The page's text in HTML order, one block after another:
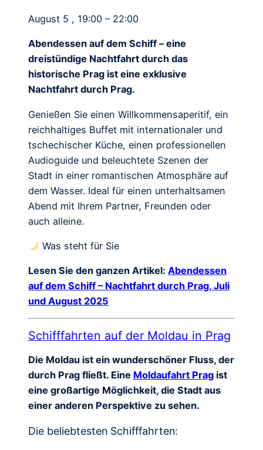
August 5 , 19:00 – 22:00
Abendessen auf dem Schiff – eine
dreistündige Nachtfahrt durch das
historische Prag ist eine exklusive
Nachtfahrt durch Prag.
Genießen Sie einen Willkommensaperitif, ein
reichhaltiges Buffet mit internationaler und
tschechischer Küche, einen professionellen
Audioguide und beleuchtete Szenen der
Stadt in einer romantischen Atmosphäre auf
dem Wasser. Ideal für einen unterhaltsamen
Abend mit Ihrem Partner, Freunden oder
auch alleine.
Was steht für Sie
Lesen Sie den ganzen Artikel: Abendessen
auf dem Schiff – Nachtfahrt durch Prag, Juli
und August 2025
Schifffahrten auf der Moldau in Prag
Die Moldau ist ein wunderschöner Fluss, der
durch Prag fließt. Eine Moldaufahrt Prag ist
eine großartige Möglichkeit, die Stadt aus
einer anderen Perspektive zu sehen.
Die beliebtesten Schifffahrten: